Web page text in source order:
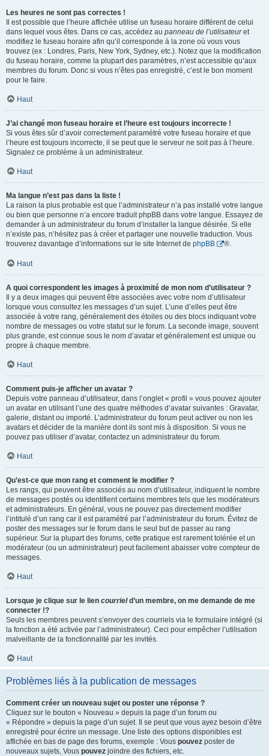
Les heures ne sont pas correctes !
Il est possible que l’heure affichée utilise un fuseau horaire différent de celui
dans lequel vous êtes. Dans ce cas, accédez au panneau de l’utilisateuret
modifiez le fuseau horaire afin qu’il corresponde à la zone où vous vous
trouvez (ex : Londres, Paris, New York, Sydney, etc.). Notez que la modification
du fuseau horaire, comme la plupart des paramètres, n’est accessible qu’aux
membres du forum. Donc si vous n’êtes pas enregistré, c’est le bon moment
pour le faire.
Haut
J’ai changé mon fuseau horaire et l’heure est toujours incorrecte !
Si vous êtes sûr d’avoir correctement paramétré votre fuseau horaire et que
l’heure est toujours incorrecte, il se peut que le serveur ne soit pas à l’heure.
Signalez ce problème à un administrateur.
Haut
Ma langue n’est pas dans la liste !
La raison la plus probable est que l’administrateur n’a pas installé votre langue
ou bien que personne n’a encore traduit phpBB dans votre langue. Essayez de
demander à un administrateur du forum d’installer la langue désirée. Si elle
n’existe pas, n’hésitez pas à créer et partager une nouvelle traduction. Vous
trouverez davantage d’informations sur le site Internet de phpBB ®.
Haut
A quoi correspondent les images à proximité de mon nom d’utilisateur ?
Il y a deux images qui peuvent être associées avec votre nom d’utilisateur
lorsque vous consultez les messages d’un sujet. L’une d’elles peut être
associée à votre rang, généralement des étoiles ou des blocs indiquant votre
nombre de messages ou votre statut sur le forum. La seconde image, souvent
plus grande, est connue sous le nom d’avatar et généralement est unique ou
propre à chaque membre.
Haut
Comment puis-je afficher un avatar ?
Depuis votre panneau d’utilisateur, dans l’onglet « profil » vous pouvez ajouter
un avatar en utilisant l’une des quatre méthodes d’avatar suivantes : Gravatar,
galerie, distant ou importé. L’administrateur du forum peut activer ou non les
avatars et décider de la manière dont ils sont mis à disposition. Si vous ne
pouvez pas utiliser d’avatar, contactez un administrateur du forum.
Haut
Qu’est-ce que mon rang et comment le modifier ?
Les rangs, qui peuvent être associés au nom d’utilisateur, indiquent le nombre
de messages postés ou identifient certains membres tels que les modérateurs
et administrateurs. En général, vous ne pouvez pas directement modifier
l’intitulé d’un rang car il est paramétré par l’administrateur du forum. Évitez de
poster des messages sur le forum dans le seul but de passer au rang
supérieur. Sur la plupart des forums, cette pratique est rarement tolérée et un
modérateur (ou un administrateur) peut facilement abaisser votre compteur de
messages.
Haut
Lorsque je clique sur le lien courrield’un membre, on me demande de me
connecter !?
Seuls les membres peuvent s’envoyer des courriels via le formulaire intégré (si
la fonction a été activée par l’administrateur). Ceci pour empêcher l’utilisation
malveillante de la fonctionnalité par les invités.
Haut
Problèmes liés à la publication de messages
Comment créer un nouveau sujet ou poster une réponse ?
Cliquez sur le bouton « Nouveau » depuis la page d’un forum ou
« Répondre » depuis la page d’un sujet. Il se peut que vous ayez besoin d’être
enregistré pour écrire un message. Une liste des options disponibles est
affichée en bas de page des forums, exemple : Vous pouvez poster de
nouveaux sujets, Vous pouvez joindre des fichiers, etc.